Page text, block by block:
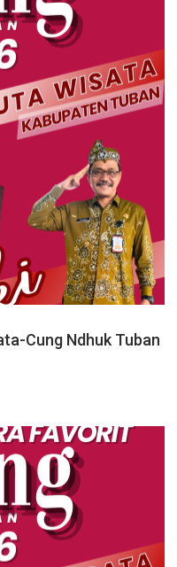
Cung Ndhuk Tuban